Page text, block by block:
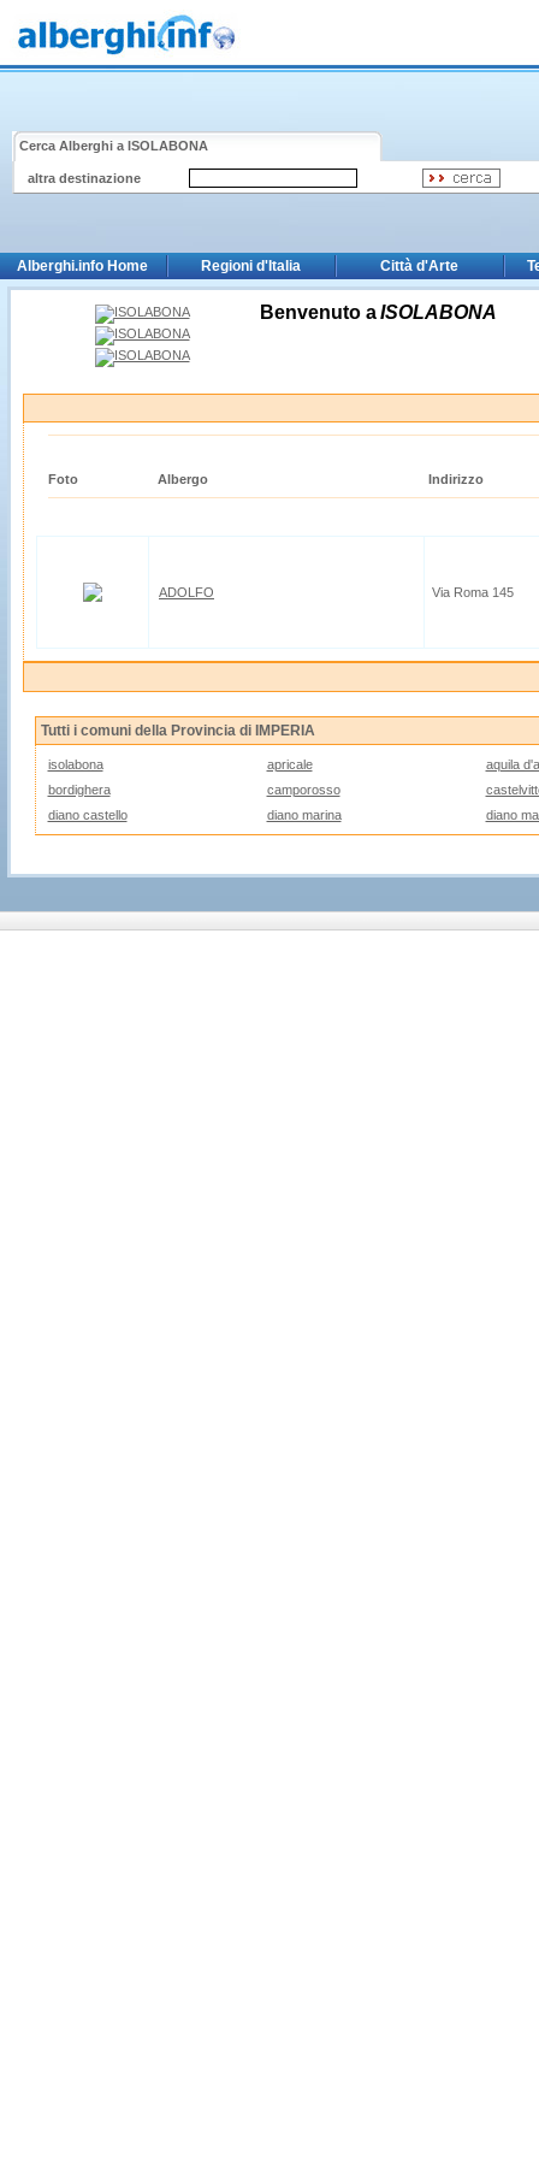
Cerca Alberghi a ISOLABONA
altra destinazione
Alberghi.info Home Regioni d'Italia Città d'Arte
Benvenuto a ISOLABONA
Foto Albergo Indirizzo
ADOLFO Via Roma 145
Tutti i comuni della Provincia di IMPERIA
isolabona apricale
aquila
bordighera
camporosso
diano castello
diano marina diano